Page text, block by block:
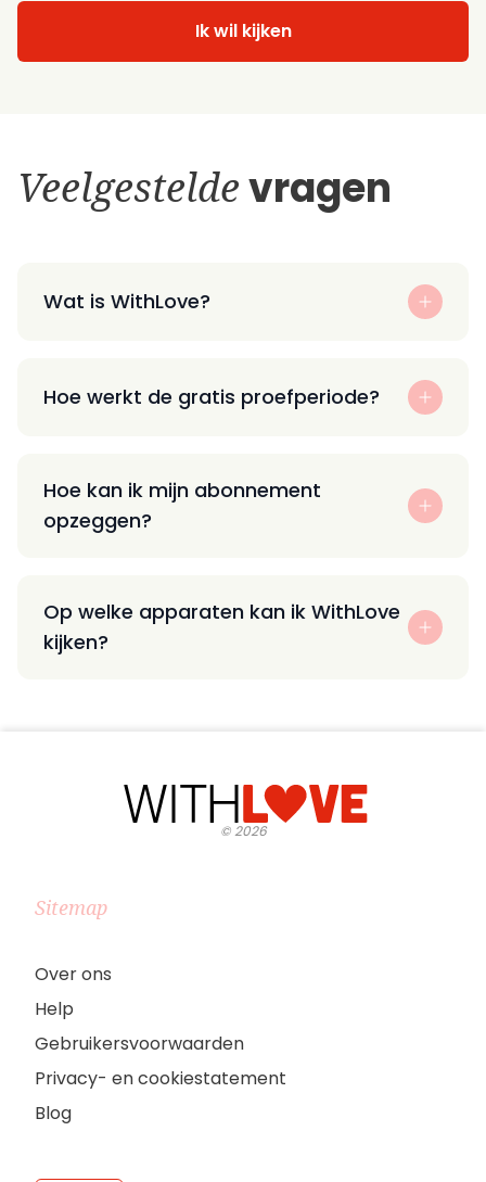
Ik wil kijken
Veelgesteldevragen
Wat is WithLove?
Hoe werkt de gratis proefperiode?
Hoe kan ik mijn abonnement
opzeggen?
Op welke apparaten kan ik WithLove
kijken?
©2026
Sitemap
Over ons
Help
Gebruikersvoorwaarden
Privacy- en cookiestatement
Blog